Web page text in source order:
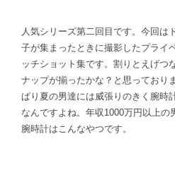
人気シリーズ第二回目です。今回は
子が集まったときに撮影したプライ
ッチショット集です。割りとえげつ
ナップが揃ったかな？と思っており
ぱり夏の男達には威張りのきく腕時
なんですよね。年収1000万円以上の
腕時計はこんなやつです。